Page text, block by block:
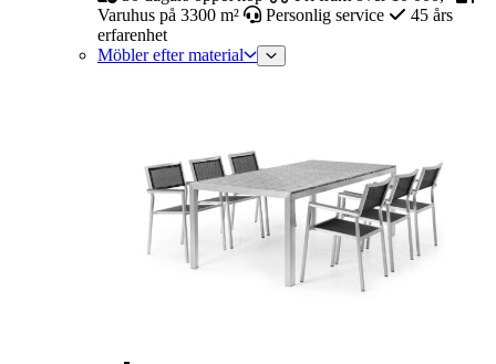
Varuhus på 3300 m²
Personlig service
45 års
erfarenhet
Möbler efter material